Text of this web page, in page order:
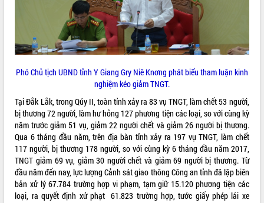
Bí thư Tỉnh ủy Lương Nguyễn Minh
Triết thăm, tặng quà người có công với
Rà soát, hoàn thiện hệ thống thiết chế
văn hóa, thể thao đáp ứng yêu cầu
Thường trực HĐND tỉnh Đắk Lắk gặp
mặt Đoàn chuyên gia y tế TP. Hồ Chí
Minh
Lễ truy điệu và an táng hài cốt liệt sĩ
tại Nghĩa trang Liệt sĩ xã Sơn Hòa
Bàn giải pháp tháo gỡ khó khăn trong
xuất khẩu sầu riêng và triển khai quy
định EUDR
Thứ trưởng Bộ Nông nghiệp và Môi
trường Nguyễn Hoàng Hiệp khảo sát
LIÊN KẾT WEB
THỐNG KÊ TRUY CẬP
Hôm nay: 33661
Tất cả: 66078984
Phó Chủ tịch UBND tỉnh Y Giang Gry Niê Knơng phát biểu tham luận kinh
nghiệm kéo giảm TNGT.
Tại Đắk Lắk, trong Qúy II, toàn tỉnh xảy ra 83 vụ TNGT, làm chết 53 người,
bị thương 72 người, làm hư hỏng 127 phương tiện các loại, so với cùng kỳ
năm trước giảm 51 vụ, giảm 22 người chết và giảm 26 người bị thương.
Qua 6 tháng đầu năm, trên địa bàn tỉnh xảy ra 197 vụ TNGT, làm chết
117 người, bị thương 178 người, so với cùng kỳ 6 tháng đầu năm 2017,
TNGT giảm 69 vụ, giảm 30 người chết và giảm 69 người bị thương. Từ
đầu năm đến nay, lực lượng Cảnh sát giao thông Công an tỉnh đã lập biên
bản xử lý 67.784 trường hợp vi phạm, tạm giữ 15.120 phương tiện các
loại, ra quyết định xử phạt 61.823 trường hợp, tước giấy phép lái xe